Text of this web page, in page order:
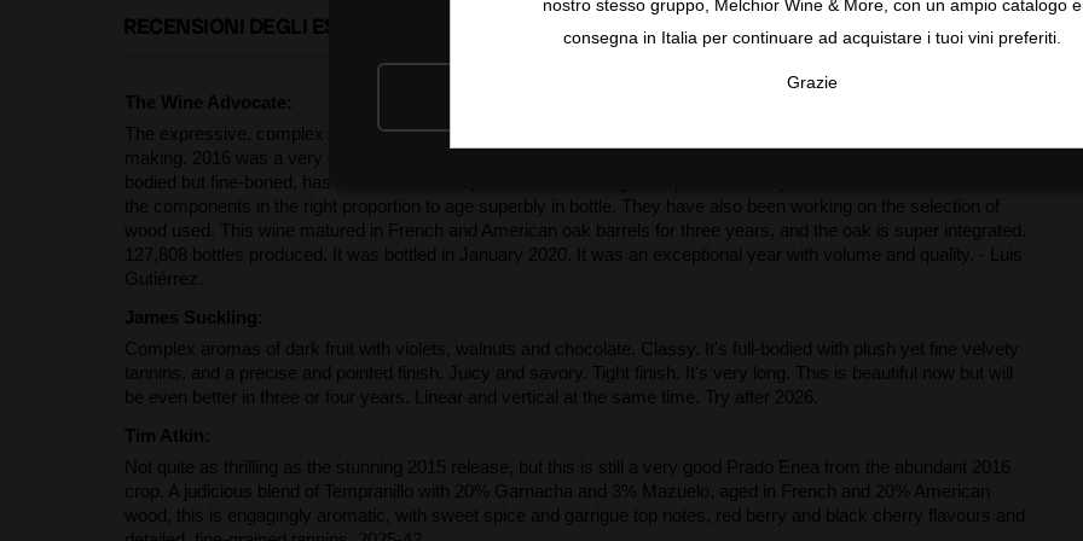
RECENSIONI DEGLI ESPERTI
The Wine Advocate:
The expressive, complex and nuanced 2016 Prado Enea Gran Reserva is a textbook traditional Rioja in the
making. 2016 was a very elegant year, with aging potential, volume and very good acidity and freshness. It's full-
bodied but fine-boned, has 14.5% alcohol, a pH of 3.6 and 5.25 grams per liter acidity. It has terrific balance, with all
the components in the right proportion to age superbly in bottle. They have also been working on the selection of
wood used. This wine matured in French and American oak barrels for three years, and the oak is super integrated.
127,808 bottles produced. It was bottled in January 2020. It was an exceptional year with volume and quality. - Luis
Gutiérrez.
James Suckling:
Complex aromas of dark fruit with violets, walnuts and chocolate. Classy. It's full-bodied with plush yet fine velvety
tannins, and a precise and pointed finish. Juicy and savory. Tight finish. It's very long. This is beautiful now but will
be even better in three or four years. Linear and vertical at the same time. Try after 2026.
Tim Atkin:
Not quite as thrilling as the stunning 2015 release, but this is still a very good Prado Enea from the abundant 2016
crop. A judicious blend of Tempranillo with 20% Garnacha and 3% Mazuelo, aged in French and 20% American
wood, this is engagingly aromatic, with sweet spice and garrigue top notes, red berry and black cherry flavours and
nostro stesso gruppo, Melchior Wine & More, con un ampio catalogo e
consegna in Italia per continuare ad acquistare i tuoi vini preferiti.
Grazie